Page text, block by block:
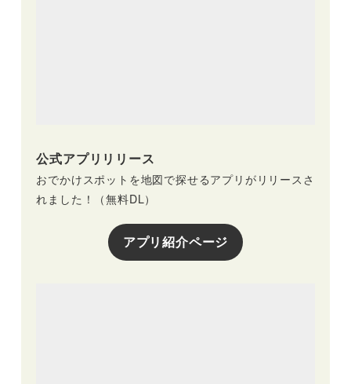
公式アプリリリース
おでかけスポットを地図で探せるアプリがリリースさ
れました！（無料DL）
アプリ紹介ページ